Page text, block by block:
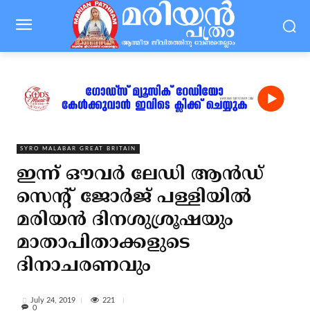
SYRO MALABAR GREAT BRITAIN
ഇന്ന് ഔവര്‍ ലേഡി ആന്‍ഡ്
സെന്റ് ജോര്‍ജ് പള്ളിയില്‍
മരിയന്‍ ദിനശുശ്രൂഷയും
മാതാപിതാക്കളുടെ
ദിനാചരണവും
July 24, 2019
221
0